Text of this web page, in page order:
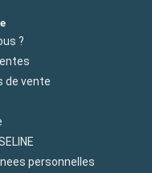
?
de vente
personnelles